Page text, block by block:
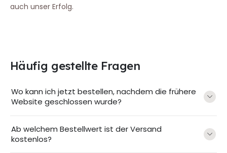
auch unser Erfolg.
Häufig gestellte Fragen
Wo kann ich jetzt bestellen, nachdem die frühere
Website geschlossen wurde?
Ab welchem Bestellwert ist der Versand
kostenlos?